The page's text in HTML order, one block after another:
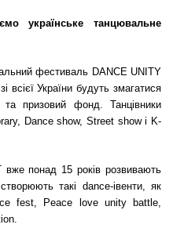
українське танцювальне
фестиваль DANCE UNITY
України будуть змагатися
призовий фонд. Танцівники
Dance show, Street show і K-
вже понад 15 років розвивають
такі dance-івенти, як
fest, Peace love unity battle,